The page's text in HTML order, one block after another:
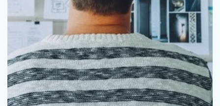
Jobba med design